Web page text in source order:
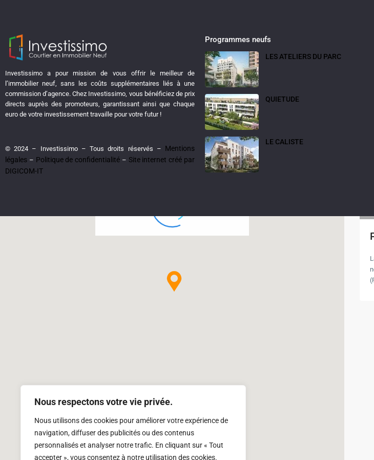
Nous respectons votre vie privée.
Nous utilisons des cookies pour améliorer votre expérience de
navigation, diffuser des publicités ou des contenus
personnalisés et analyser notre trafic. En cliquant sur « Tout
accepter », vous consentez à notre utilisation des cookies.
View My Location Fullscreen
Investissimo a pour mission de vous offrir le meilleur de
l’immobilier neuf, sans les coûts supplémentaires liés à une
commission d’agence. Chez Investissimo, vous bénéficiez de prix
directs auprès des promoteurs, garantissant ainsi que chaque
euro de votre investissement travaille pour votre futur !
© 2024 – Investissimo – Tous droits réservés – Mentions
légales – Politique de confidentialité – Site internet créé par
DIGICOM-IT
Programmes neufs
LES ATELIERS DU PARC
QUIETUDE
LE CALISTE